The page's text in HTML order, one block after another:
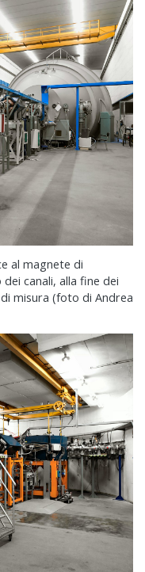
al magnete di
canali, alla fine dei
misura (foto di Andrea